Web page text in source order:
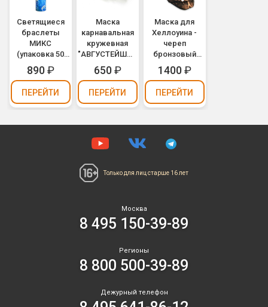
Светящиеся
браслеты
МИКС
(упаковка 50
шт.)
890₽
ПЕРЕЙТИ
Маска
карнавальная
кружевная
"АВГУСТЕЙШАЯ
ОСОБА" (М14)
650₽
ПЕРЕЙТИ
Маска для
Хеллоуина -
череп
бронзовый
(М19)
1400₽
ПЕРЕЙТИ
Только для лиц старше 16 лет
Москва
8 495 150-39-89
Регионы
8 800 500-39-89
Дежурный телефон